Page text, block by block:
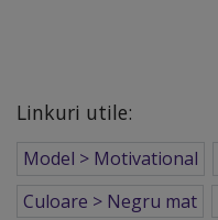
Linkuri utile:
Model > Motivational
Culoare > Negru mat